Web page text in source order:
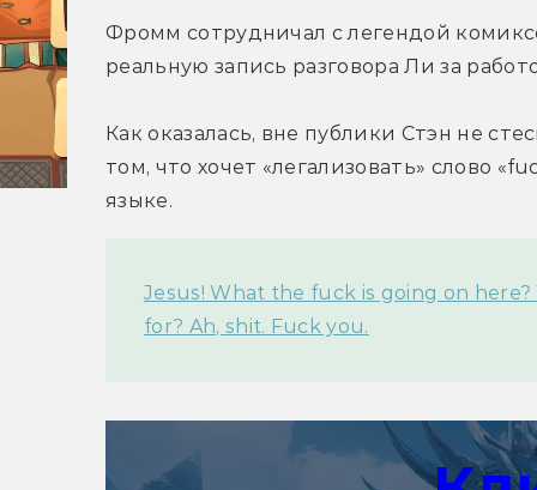
Фромм сотрудничал с легендой
реальную запись разговора Ли за
Как оказалась, вне публики Стэн не
том, что хочет «легализовать» слово
языке.
Jesus! What the fuck is going on
for? Ah, shit. Fuck you.